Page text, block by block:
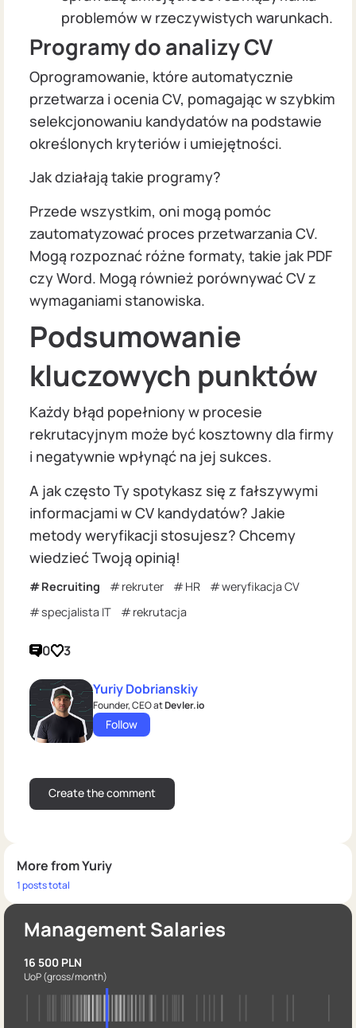
More from Yuriy
1 posts total
problemów w rzeczywistych warunkach.
Programy do analizy CV
Oprogramowanie, które automatycznie
przetwarza i ocenia CV, pomagając w szybkim
selekcjonowaniu kandydatów na podstawie
określonych kryteriów i umiejętności.
Jak działają takie programy?
Przede wszystkim, oni mogą pomóc
zautomatyzować proces przetwarzania CV.
Mogą rozpoznać różne formaty, takie jak PDF
czy Word. Mogą również porównywać CV z
wymaganiami stanowiska.
Podsumowanie
kluczowych punktów
Każdy błąd popełniony w procesie
rekrutacyjnym może być kosztowny dla firmy
i negatywnie wpłynąć na jej sukces.
A jak często Ty spotykasz się z fałszywymi
informacjami w CV kandydatów? Jakie
metody weryfikacji stosujesz? Chcemy
wiedzieć Twoją opinią!
Recruiting rekruter HR
weryfikacja CV
specjalista IT
rekrutacja
0 3
Yuriy Dobrianskiy
Founder, CEO atDevler.io
Follow
Management Salaries
16 500 PLN
UoP(gross/month)